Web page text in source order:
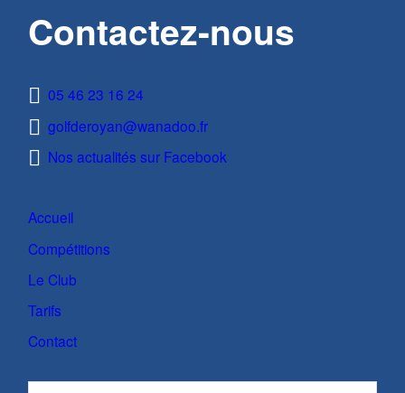
Contactez-nous
05 46 23 16 24
golfderoyan@wanadoo.fr
Nos actualités sur Facebook
Accueil
Compétitions
Le Club
Tarifs
Contact